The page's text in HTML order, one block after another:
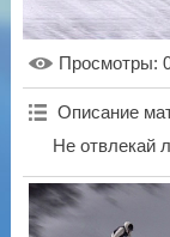
Просмотры:
Описание
Не отвлекай